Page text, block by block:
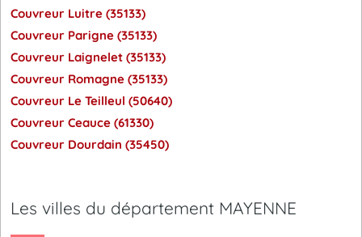
Couvreur Luitre (35133)
Couvreur Parigne (35133)
Couvreur Laignelet (35133)
Couvreur Romagne (35133)
Couvreur Le Teilleul (50640)
Couvreur Ceauce (61330)
Couvreur Dourdain (35450)
Les villes du département MAYENNE